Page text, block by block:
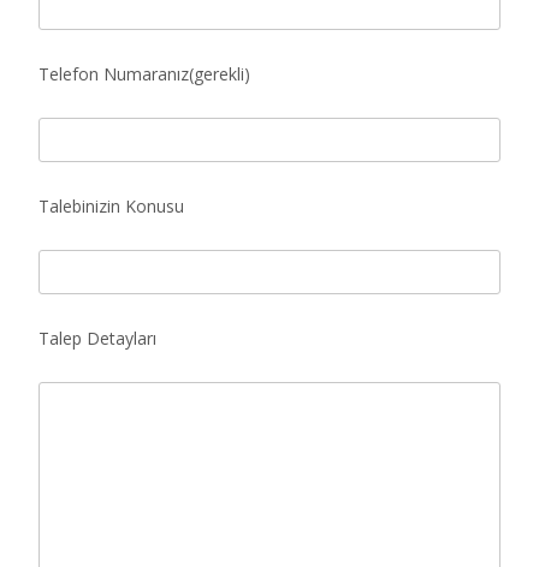
Telefon Numaranız(gerekli)
Talebinizin Konusu
Talep Detayları